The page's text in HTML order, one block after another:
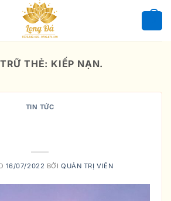
THẺ: KIẾP NẠN.
TIN TỨC
16/07/2022 BỞIQUẢN TRỊ VIÊN